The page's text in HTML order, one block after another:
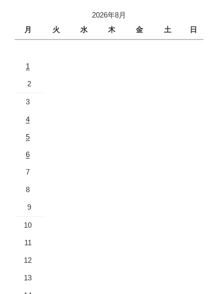
2026年8月
月
火 水 木 金 土 日
1
2
3
4
5
6
7
8
9
10
11
12
13